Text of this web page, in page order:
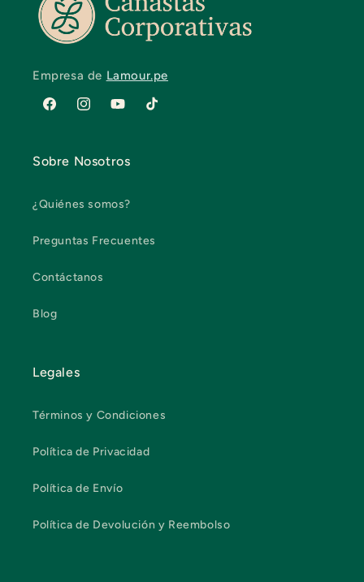
Empresa de Lamour.pe
FacebookInstagramYouTubeTikTok
Sobre Nosotros
¿Quiénes somos?
Preguntas Frecuentes
Contáctanos
Blog
Legales
Términos y Condiciones
Política de Privacidad
Política de Envío
Política de Devolución y Reembolso